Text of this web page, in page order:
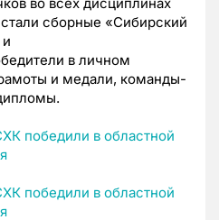
во всех дисциплинах
сборные «Сибирский
в личном
и медали, команды-